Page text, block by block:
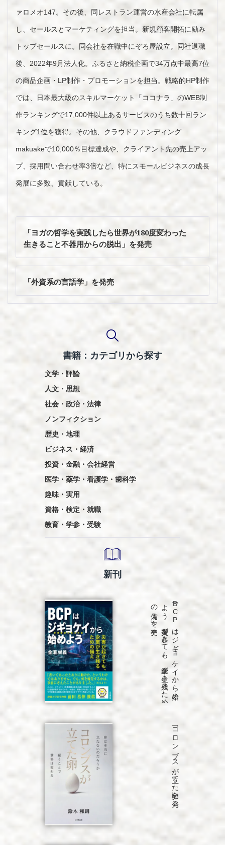
ァロメオ147。その後、同レストラン運営の水産会社に転属
し、セールスとマーケティングを担当。新規顧客開拓に励み
トップセールスに。同会社を在職中にぞろ屋設立。同社退職
後、2022年9月法人化。ふるさと納税企画で34万点中最高7位
の商品企画・LP制作・プロモーションを担当。戦略的HP制作
では、日本最大級のスキルマーケット「ココナラ」のWEB制
作ランキングで17,000件以上あるサービスのうち数十回ラン
キング1位を獲得。その他、クラウドファンディング
makuakeで10,000％目標達成や、クライアント先の売上アッ
プ、採用問い合わせ率3倍など、特にスモールビジネスの成長
発展に多数、貢献している。
投
ナ
ビ
ゲ
ョ
「ヨガの哲学を実践したら世界が180度変わった
生きること不器用からの脱出」を発売
「外資系の言語学」を発売
書籍：カテゴリから探す
文学・評論
人文・思想
社会・政治・法律
ノンフィクション
歴史・地理
ビジネス・経済
投資・金融・会社経営
医学・薬学・看護学・歯科学
趣味・実用
資格・検定・就職
教育・学参・受験
新刊
「B
C
P
は
ジ
ギ
ョ
ケ
イ
か
ら
始め
よ
う
災害が
起き
て
も
、
企業が
生き
残る
た
め
の
備え
」を
発売
「コロンブスが立てた卵」を発売